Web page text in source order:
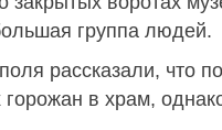
группа людей.
рассказали, что
в храм,